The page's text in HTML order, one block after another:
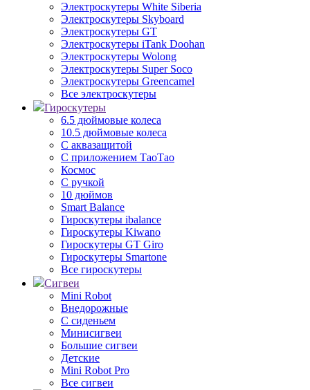
Электроскутеры White Siberia
Электроскутеры Skyboard
Электроскутеры GT
Электроскутеры iTank Doohan
Электроскутеры Wolong
Электроскутеры Super Soco
Электроскутеры Greencamel
Все электроскутеры
Гироскутеры
6.5 дюймовые колеса
10.5 дюймовые колеса
С аквазащитой
С приложением ТаоТао
Космос
С ручкой
10 дюймов
Smart Balance
Гироскутеры ibalance
Гироскутеры Kiwano
Гироскутеры GT Giro
Гироскутеры Smartone
Все гироскутеры
Сигвеи
Mini Robot
Внедорожные
С сиденьем
Минисигвеи
Большие сигвеи
Детские
Mini Robot Pro
Все сигвеи